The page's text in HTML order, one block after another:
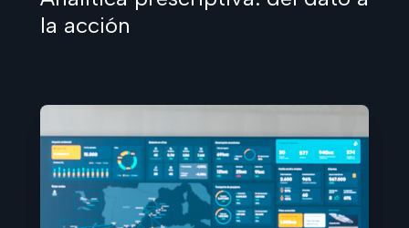
la acción